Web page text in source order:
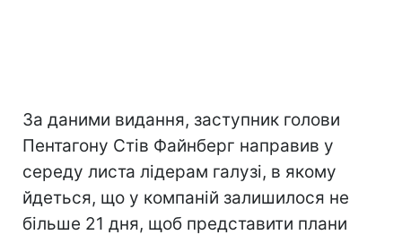
За даними видання, заступник голови
Пентагону Стів Файнберг направив у
середу листа лідерам галузі, в якому
йдеться, що у компаній залишилося не
більше 21 дня, щоб представити плани